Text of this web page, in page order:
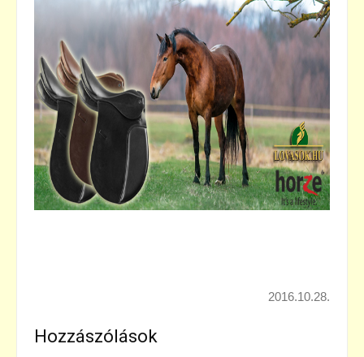
2016.10.28.
Hozzászólások